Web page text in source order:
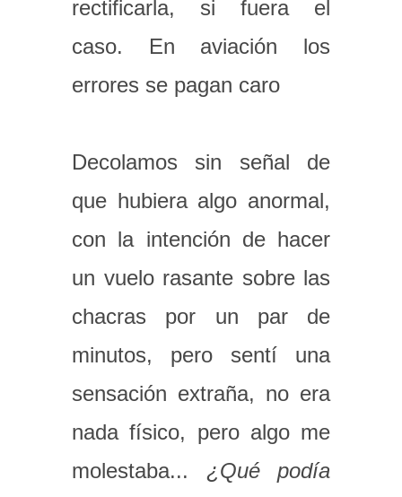
rectificarla, si fuera el
caso. En aviación los
errores se pagan caro
Decolamos sin señal de
que hubiera algo anormal,
con la intención de hacer
un vuelo rasante sobre las
chacras por un par de
minutos, pero sentí una
sensación extraña, no era
nada físico, pero algo me
molestaba... ¿Qué podía